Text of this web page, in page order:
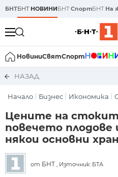
БНТБНТ НОВИНИБНТСпортБНТ На
НовиниСвятСпорт
НАЗАД
Начало Бизнес Икономика
Цените на
повечето плодове
някои основни
от БНТ , Източник: БТА